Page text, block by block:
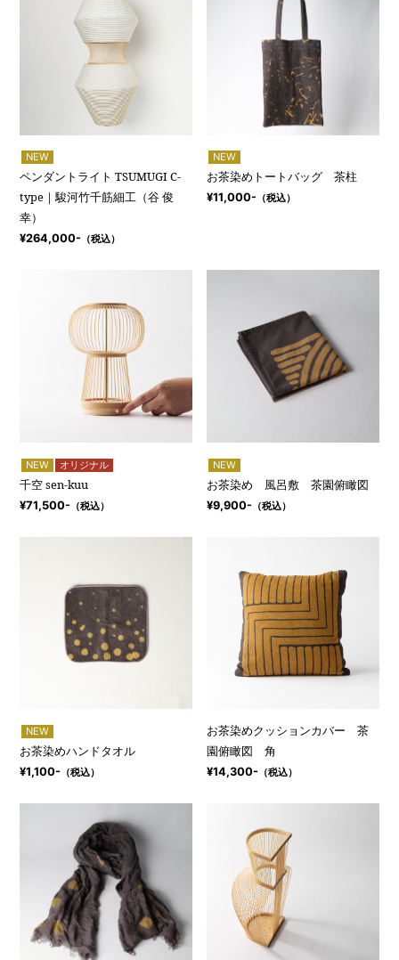
NEW
ペンダントライト TSUMUGI C-
type｜駿河竹千筋細工（谷 俊
幸）
¥264,000- （税込）
NEW
お茶染めトートバッグ 茶柱
¥11,000- （税込）
NEW オリジナル
千空 sen-kuu
¥71,500- （税込）
NEW
お茶染め 風呂敷 茶園俯瞰図
¥9,900- （税込）
NEW
お茶染めハンドタオル
¥1,100- （税込）
お茶染めクッションカバー 茶
園俯瞰図 角
¥14,300- （税込）